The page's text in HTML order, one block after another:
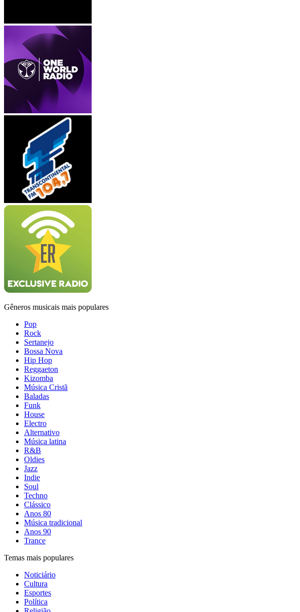
Gêneros musicais mais populares
Pop
Rock
Sertanejo
Bossa Nova
Hip Hop
Reggaeton
Kizomba
Música Cristã
Baladas
Funk
House
Electro
Alternativo
Música latina
R&B
Oldies
Jazz
Indie
Soul
Techno
Clássico
Anos 80
Música tradicional
Anos 90
Trance
Temas mais populares
Noticiário
Cultura
Esportes
Política